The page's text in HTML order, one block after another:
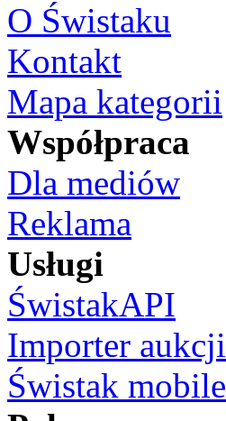
O Świstaku
Kontakt
Mapa kategorii
Współpraca
Dla mediów
Reklama
Usługi
ŚwistakAPI
Importer aukcji
Świstak mobile